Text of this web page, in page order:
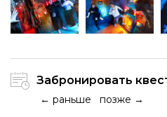
Забронировать
← раньше позже →